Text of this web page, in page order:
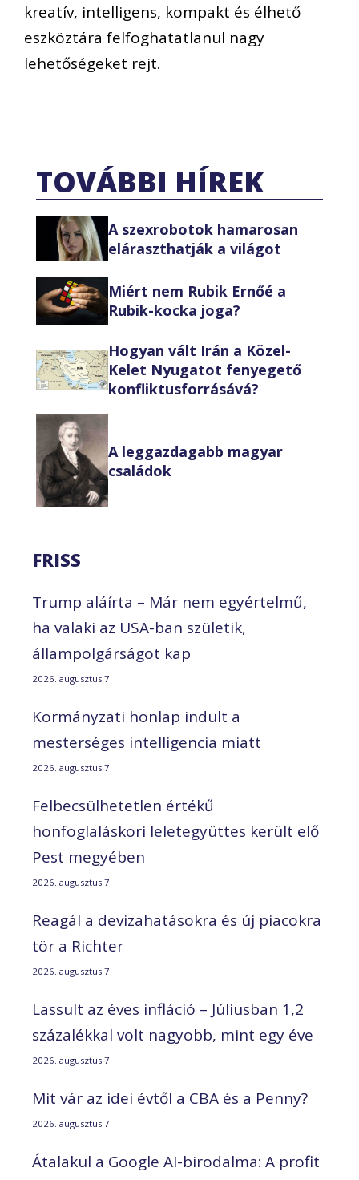
kreatív, intelligens, kompakt és élhető
eszköztára felfoghatatlanul nagy
lehetőségeket rejt.
TOVÁBBI HÍREK
A szexrobotok hamarosan
eláraszthatják a világot
Miért nem Rubik Ernőé a
Rubik-kocka joga?
Hogyan vált Irán a Közel-
Kelet Nyugatot fenyegető
konfliktusforrásává?
A leggazdagabb magyar
családok
FRISS
Trump aláírta – Már nem egyértelmű,
ha valaki az USA-ban születik,
állampolgárságot kap
2026. augusztus 7.
Kormányzati honlap indult a
mesterséges intelligencia miatt
2026. augusztus 7.
Felbecsülhetetlen értékű
honfoglaláskori leletegyüttes került elő
Pest megyében
2026. augusztus 7.
Reagál a devizahatásokra és új piacokra
tör a Richter
2026. augusztus 7.
Lassult az éves infláció – Júliusban 1,2
százalékkal volt nagyobb, mint egy éve
2026. augusztus 7.
Mit vár az idei évtől a CBA és a Penny?
2026. augusztus 7.
Átalakul a Google AI-birodalma: A profit